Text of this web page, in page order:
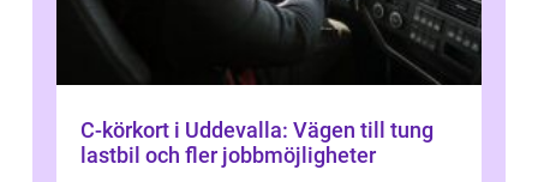
C-körkort i Uddevalla: Vägen till tung
lastbil och fler jobbmöjligheter